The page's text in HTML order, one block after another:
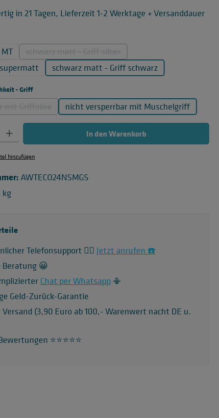
in 21 Tagen, Lieferzeit 1-2 Werktage + Versanddauer
(Diese Option ist zurzeit nicht verfügbar.)
schwarz matt - Griff schwarz
- Griffauswählen
(Diese Option ist zurzeit nicht verfügbar.)
nicht versperrbar mit Muschelgriff
Gib den gewünschten Wert ein oder benutze die Schaltflächen um die Anzahl
In den Warenkorb
hinzufügen
AWTECO24NSMGS
kg
Telefonsupport 🙋‍♂️ Jetzt anrufen ☎️
Beratung 😀
Chat per Whatsapp 📳
Geld-Zurück-Garantie
Versand (3,90 Euro ab 100,- Warenwert nacht DE u.
⭐️⭐️⭐️⭐️⭐️